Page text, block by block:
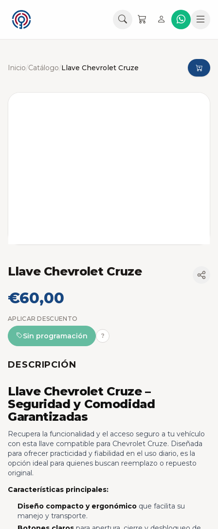
Inicio/Catálogo/Llave Chevrolet Cruze
Llave Chevrolet Cruze
€60,00
APLICAR DESCUENTO
Sin programación ?
DESCRIPCIÓN
Llave Chevrolet Cruze –
Seguridad y Comodidad
Garantizadas
Recupera la funcionalidad y el acceso seguro a tu vehículo
con esta llave compatible para Chevrolet Cruze. Diseñada
para ofrecer practicidad y fiabilidad en el uso diario, es la
opción ideal para quienes buscan reemplazo o repuesto
original.
Características principales:
Diseño compacto y ergonómicoque facilita su
manejo y transporte.